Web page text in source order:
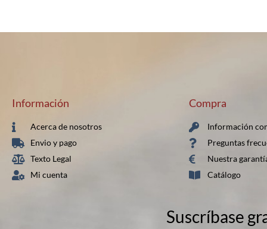
Información
Acerca de nosotros
Envio y pago
Texto Legal
Mi cuenta
Compra
Información
Preguntas
Nuestra
Catálogo
Suscríbase